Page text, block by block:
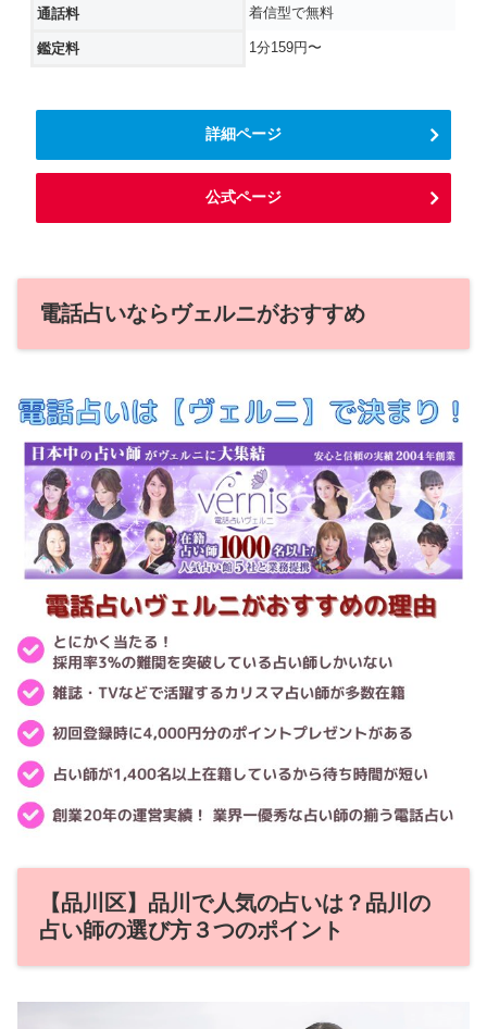
通話料 着信型で無料
鑑定料 1分159円〜
詳細ページ
公式ページ
電話占いならヴェルニがおすすめ
【品川区】品川で人気の占いは？品川の
占い師の選び方３つのポイント